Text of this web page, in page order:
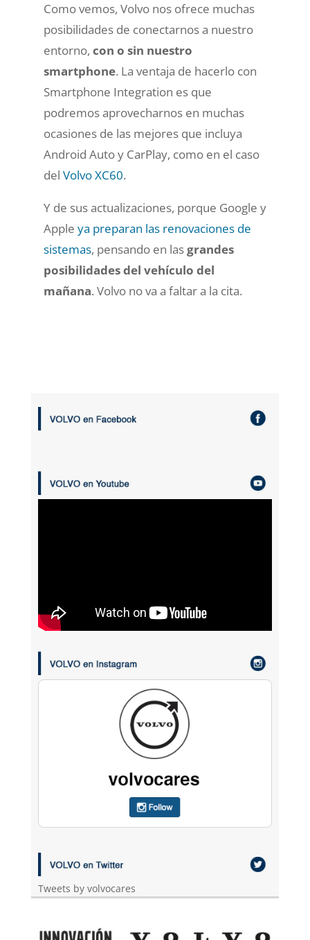
Como vemos, Volvo nos ofrece muchas
posibilidades de conectarnos a nuestro
entorno, con o sin nuestro
smartphone. La ventaja de hacerlo con
Smartphone Integration es que
podremos aprovecharnos en muchas
ocasiones de las mejores que incluya
Android Auto y CarPlay, como en el caso
del Volvo XC60.
Y de sus actualizaciones, porque Google y
Apple ya preparan las renovaciones de
sistemas, pensando en lasgrandes
posibilidades del vehículo del
mañana. Volvo no va a faltar a la cita.
Tweets by volvocares